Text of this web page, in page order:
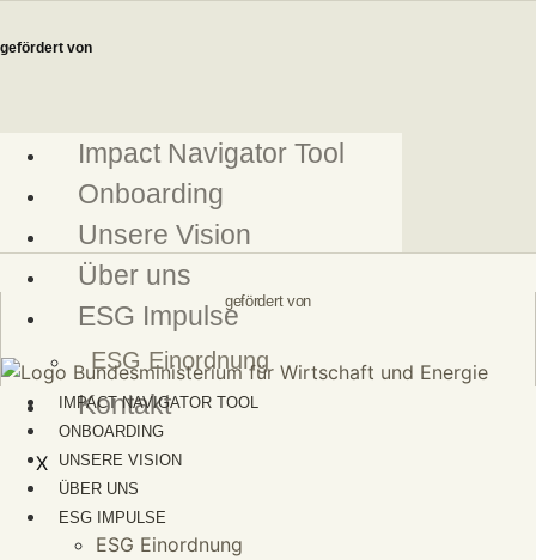
Inhalt
gefördert von
Impact Navigator Tool
Onboarding
Unsere Vision
Über uns
ESG Impulse
ESG Einordnung
Kontakt
X
gefördert von
IMPACT NAVIGATOR TOOL
ONBOARDING
UNSERE VISION
ÜBER UNS
ESG IMPULSE
ESG Einordnung